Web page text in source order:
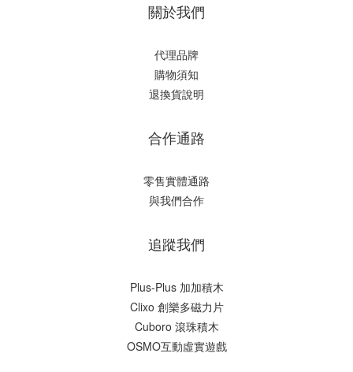
關於我們
代理品牌
購物須知
退換貨說明
合作通路
零售實體通路
與我們合作
追蹤我們
Plus-Plus 加加積木
Clixo 創樂多磁力片
Cuboro 滾珠積木
OSMO互動虛實遊戲